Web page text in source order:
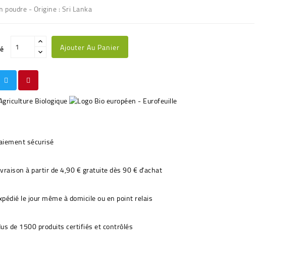
poudre - Origine : Sri Lanka
Ajouter Au Panier
sécurisé
à partir de 4,90 € gratuite dès 90 € d'achat
le jour même à domicile ou en point relais
de 1500 produits certifiés et contrôlés